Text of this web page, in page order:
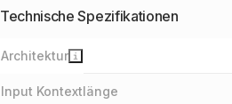
Flash-Lite
6,9 %
Technische Spezifikationen
Architektur
Input Kontextlänge